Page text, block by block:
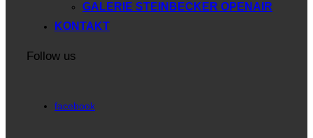
GALERIE STEINBECKER OPENAIR
KONTAKT
Follow us
facebook